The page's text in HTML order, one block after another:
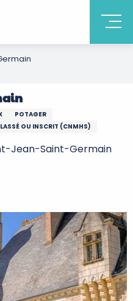
POTAGER
OU INSCRIT (CNMHS)
Jean-Saint-Germain